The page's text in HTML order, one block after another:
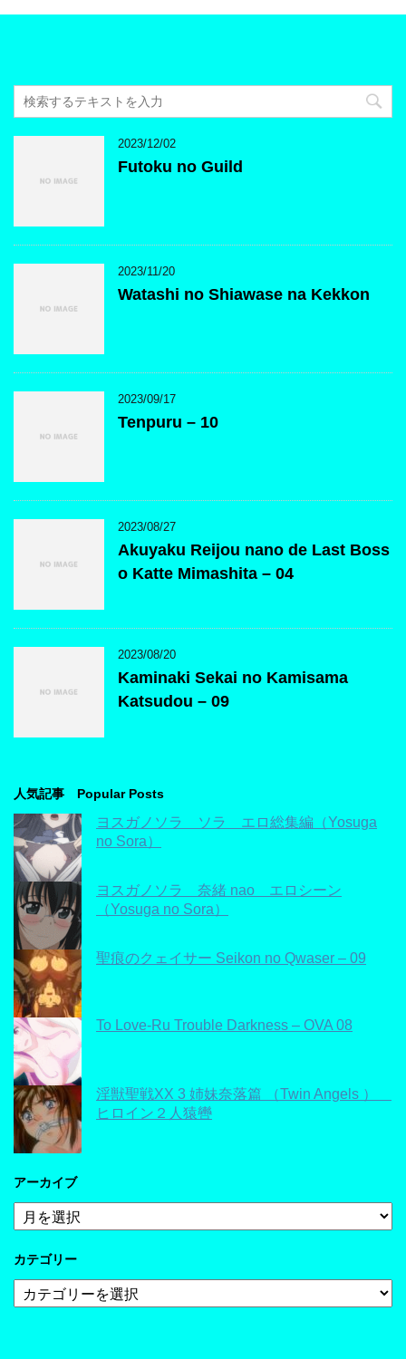
2023/12/02
Futoku no Guild
2023/11/20
Watashi no Shiawase na Kekkon
2023/09/17
Tenpuru – 10
2023/08/27
Akuyaku Reijou nano de Last Boss
o Katte Mimashita – 04
2023/08/20
Kaminaki Sekai no Kamisama
Katsudou – 09
人気記事 Popular Posts
ヨスガノソラ ソラ エロ総集編（Yosuga
no Sora）
ヨスガノソラ 奈緒 nao エロシーン
（Yosuga no Sora）
聖痕のクェイサー Seikon no Qwaser – 09
To Love-Ru Trouble Darkness – OVA 08
淫獣聖戦XX 3 姉妹奈落篇 （Twin Angels ）
ヒロイン２人猿轡
アーカイブ
ア
ー
イ
カテゴリー
テ